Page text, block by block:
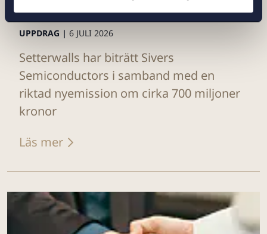
UPPDRAG | 6 JULI 2026
Setterwalls har biträtt Sivers
Semiconductors i samband med en
riktad nyemission om cirka 700 miljoner
kronor
Läs mer